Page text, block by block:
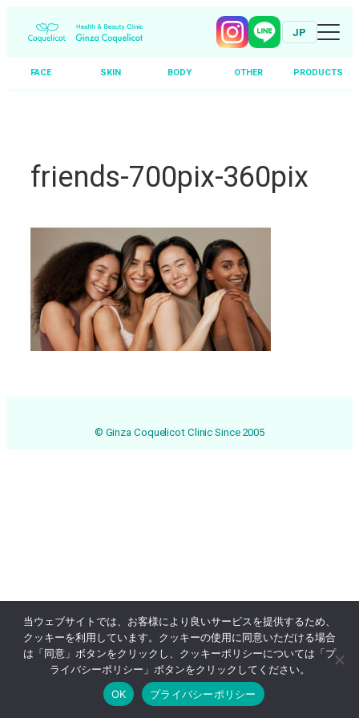
JP
FACE SKIN BODY OTHER PRODUCTS
Online Reservation 03-3569-1233
friends-700pix-360pix
© Ginza Coquelicot Clinic Since 2005
当ウェブサイトでは、お客様により良いサービスを提供するため、
クッキーを利用しています。クッキーの使用に同意いただける場合
は「同意」ボタンをクリックし、クッキーポリシーについては「プ
ライバシーポリシー」ボタンをクリックしてください。
OK
プライバシーポリシー